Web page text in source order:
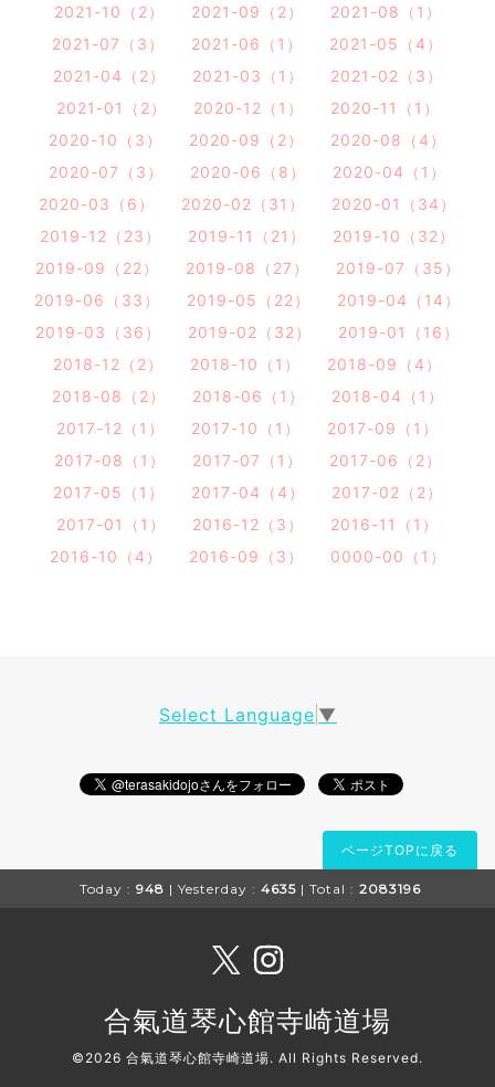
2021-10（2）
2021-09（2）
2021-08（1）
2021-07（3）
2021-06（1）
2021-05（4）
2021-04（2）
2021-03（1）
2021-02（3）
2021-01（2）
2020-12（1）
2020-11（1）
2020-10（3）
2020-09（2）
2020-08（4）
2020-07（3）
2020-06（8）
2020-04（1）
2020-03（6）
2020-02（31）
2020-01（34）
2019-12（23）
2019-11（21）
2019-10（32）
2019-09（22）
2019-08（27）
2019-07（35）
2019-06（33）
2019-05（22）
2019-04（14）
2019-03（36）
2019-02（32）
2019-01（16）
2018-12（2）
2018-10（1）
2018-09（4）
2018-08（2）
2018-06（1）
2018-04（1）
2017-12（1）
2017-10（1）
2017-09（1）
2017-08（1）
2017-07（1）
2017-06（2）
2017-05（1）
2017-04（4）
2017-02（2）
2017-01（1）
2016-12（3）
2016-11（1）
2016-10（4）
2016-09（3） 0000-00（1）
Select Language ▼
ページTOPに戻る
Today : 948 | Yesterday : 4635 | Total : 2083196
合氣道琴心館寺崎道場
©2026 合氣道琴心館寺崎道場. All Rights Reserved.